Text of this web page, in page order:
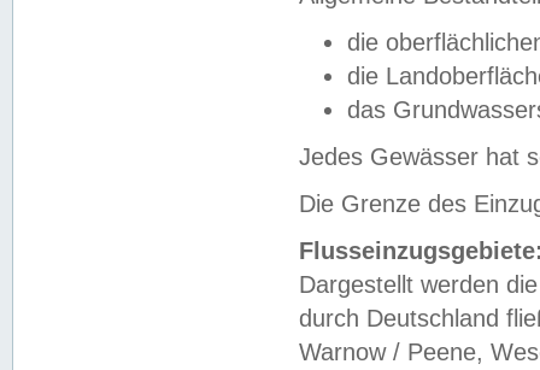
die
die
das
Jedes Gewässer hat
Die Grenze des
Dargestellt werden
durch Deutschland
Warnow / Peene,